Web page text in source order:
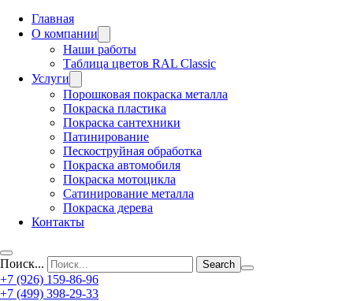
Главная
О компании
Наши работы
Таблица цветов RAL Classic
Услуги
Порошковая покраска металла
Покраска пластика
Покраска сантехники
Патинирование
Пескоструйная обработка
Покраска автомобиля
Покраска мотоцикла
Сатинирование металла
Покраска дерева
Контакты
Поиск...
+7 (926) 159-86-96
+7 (499) 398-29-33